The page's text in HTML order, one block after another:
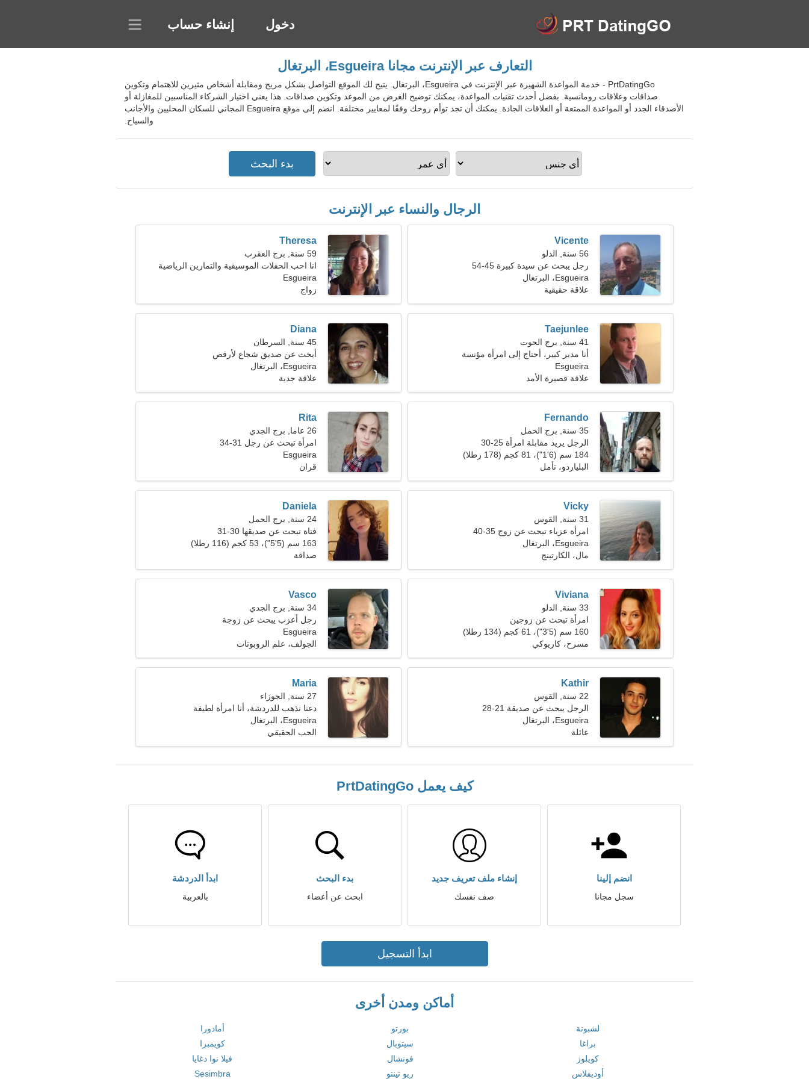
دخول إنشاء حساب
التعارف عبر الإنترنت مجانا Esgueira، البرتغال
PrtDatingGo - خدمة المواعدة الشهيرة عبر الإنترنت في Esgueira، البرتغال. يتيح لك الموقع التواصل بشكل مريح ومقابلة أشخاص مثيرين للاهتمام وتكوين
صداقات وعلاقات رومانسية. بفضل أحدث تقنيات المواعدة، يمكنك توضيح الغرض من الموعد وتكوين صداقات. هذا يعني اختيار الشركاء المناسبين للمغازلة أو
الأصدقاء الجدد أو المواعدة الممتعة أو العلاقات الجادة. يمكنك أن تجد توأم روحك وفقًا لمعايير مختلفة. انضم إلى موقع Esgueira المجاني للسكان المحليين والأجانب
والسياح.
الرجال والنساء عبر الإنترنت
Vicente
56 سنة, الدلو
رجل يبحث عن سيدة كبيرة 45-54
Esgueira، البرتغال
علاقة حقيقية
Theresa
59 سنة, برج العقرب
انا احب الحفلات الموسيقية والتمارين الرياضية
Esgueira
زواج
Taejunlee
41 سنة, برج الحوت
أنا مدير كبير، أحتاج إلى امرأة مؤنسة
Esgueira
علاقة قصيرة الأمد
Diana
45 سنة, السرطان
أبحث عن صديق شجاع لأرقص
Esgueira، البرتغال
علاقة جدية
Fernando
35 سنة, برج الحمل
الرجل يريد مقابلة امرأة 25-30
184 سم (6'1")، 81 كجم (178 رطلا)
البلياردو، تأمل
Rita
26 عاما, برج الجدي
امرأة تبحث عن رجل 31-34
Esgueira
قران
Vicky
31 سنة, القوس
امرأة عزباء تبحث عن زوج 35-40
Esgueira، البرتغال
مال، الكارتينج
Daniela
24 سنة, برج الحمل
فتاة تبحث عن صديقها 30-31
163 سم (5'5")، 53 كجم (116 رطلا)
صداقة
Viviana
33 سنة, الدلو
امرأة تبحث عن زوجين
160 سم (5'3")، 61 كجم (134 رطلا)
مسرح، كاريوكي
Vasco
34 سنة, برج الجدي
رجل أعزب يبحث عن زوجة
Esgueira
الجولف، علم الروبوتات
Kathir
22 سنة, القوس
الرجل يبحث عن صديقة 21-28
Esgueira، البرتغال
عائلة
Maria
27 سنة, الجوزاء
دعنا نذهب للدردشة، أنا امرأة لطيفة
Esgueira، البرتغال
الحب الحقيقي
كيف يعمل PrtDatingGo
انضم إلينا
سجل مجانا
إنشاء ملف تعريف جديد
صف نفسك
بدء البحث
ابحث عن أعضاء
ابدأ الدردشة
بالعربية
ابدأ التسجيل
أماكن ومدن أخرى
لشبونة بورتو
أمادورا
براغا
سيتوبال
كويمبرا
كويلوز
فونشال
فيلا نوا دغايا
أوديفلاس
ريو تينتو Sesimbra